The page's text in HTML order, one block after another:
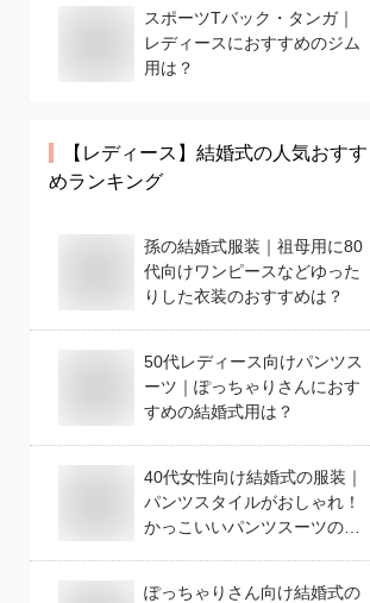
スポーツTバック・タンガ｜
レディースにおすすめのジム
用は？
【レディース】 結婚式の人気おすす
めランキング
孫の結婚式服装｜祖母用に80
代向けワンピースなどゆった
りした衣装のおすすめは？
50代レディース向けパンツス
ーツ｜ぽっちゃりさんにおす
すめの結婚式用は？
40代女性向け結婚式の服装｜
パンツスタイルがおしゃれ！
かっこいいパンツスーツのお
ぽっちゃりさん向け結婚式の